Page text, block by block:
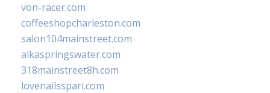
von-racer.com
coffeeshopcharleston.com
salon104mainstreet.com
alkaspringswater.com
318mainstreet8h.com
lovenailsspari.com